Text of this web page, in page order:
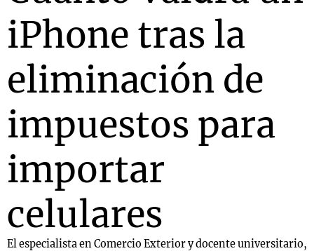
iPhone tras la
eliminación de
impuestos para
importar
celulares
El especialista en Comercio Exterior y docente universitario,